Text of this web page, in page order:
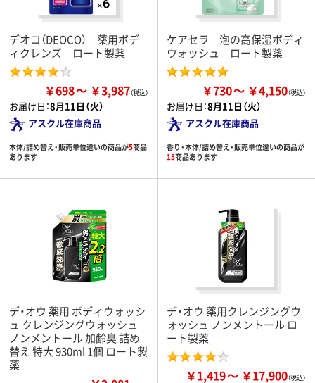
デオコ（DEOCO） 薬用ボデ
ィクレンズ ロート製薬
￥698 ￥3,987
お届け日：8月11日（火）
アスクル在庫商品
本体/詰め替え・販売単位違いの商品が5商品
あります
ケアセラ 泡の高保湿ボディ
ウォッシュ ロート製薬
￥730 ￥4,150
お届け日：8月11日（火）
アスクル在庫商品
香り・本体/詰め替え・販売単位違いの商品が
15商品あります
デ・オウ 薬用 ボディウォッシ
ュ クレンジングウォッシュ
ノンメントール 加齢臭 詰め
替え 特大 930ml 1個 ロート製
薬
デ・オウ 薬用クレンジングウ
ォッシュ ノンメントール ロ
ート製薬
￥1,419 ￥17,900